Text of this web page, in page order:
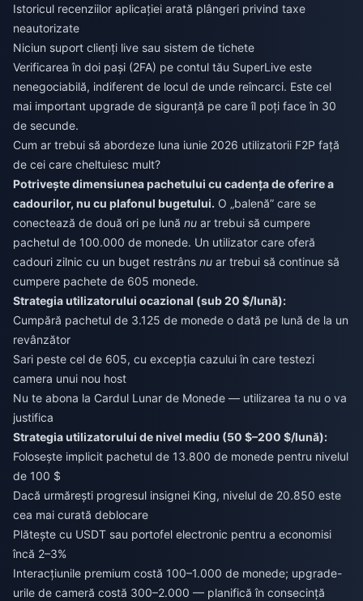
Istoricul recenziilor aplicației arată plângeri privind taxe
neautorizate
Niciun suport clienți live sau sistem de tichete
Verificarea în doi pași (2FA) pe contul tău SuperLive este
nenegociabilă, indiferent de locul de unde reîncarci. Este cel
mai important upgrade de siguranță pe care îl poți face în 30
de secunde.
Cum ar trebui să abordeze luna iunie 2026 utilizatorii F2P față
de cei care cheltuiesc mult?
Potrivește dimensiunea pachetului cu cadența de oferire a
cadourilor, nu cu plafonul bugetului. O „balenă” care se
conectează de două ori pe lună nu ar trebui să cumpere
pachetul de 100.000 de monede. Un utilizator care oferă
cadouri zilnic cu un buget restrâns nu ar trebui să continue să
cumpere pachete de 605 monede.
Strategia utilizatorului ocazional (sub 20 $/lună):
Cumpără pachetul de 3.125 de monede o dată pe lună de la un
revânzător
Sari peste cel de 605, cu excepția cazului în care testezi
camera unui nou host
Nu te abona la Cardul Lunar de Monede — utilizarea ta nu o va
justifica
Strategia utilizatorului de nivel mediu (50 $–200 $/lună):
Folosește implicit pachetul de 13.800 de monede pentru nivelul
de 100 $
Dacă urmărești progresul insignei King, nivelul de 20.850 este
cea mai curată deblocare
Plătește cu USDT sau portofel electronic pentru a economisi
încă 2–3%
Interacțiunile premium costă 100–1.000 de monede; upgrade-
urile de cameră costă 300–2.000 — planifică în consecință